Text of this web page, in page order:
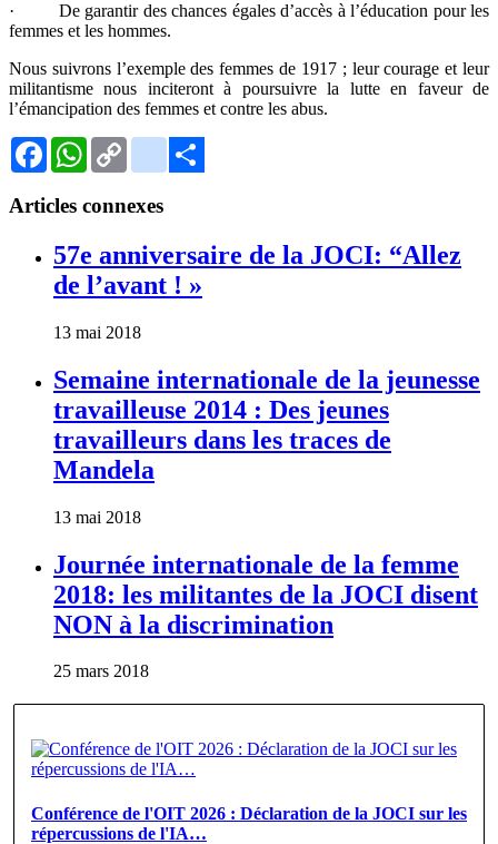
· De garantir des chances égales d’accès à l’éducation pour les
femmes et les hommes.
Nous suivrons l’exemple des femmes de 1917 ; leur courage et leur
militantisme nous inciteront à poursuivre la lutte en faveur de
l’émancipation des femmes et contre les abus.
FacebookWhatsApp
Copy
Gmail
Articles connexes
57e anniversaire de la JOCI: “Allez
de l’avant ! »
13 mai 2018
Semaine internationale de la jeunesse
travailleuse 2014 : Des jeunes
travailleurs dans les traces de
Mandela
13 mai 2018
Journée internationale de la femme
2018: les militantes de la JOCI disent
NON à la discrimination
25 mars 2018
Conférence de l'OIT 2026 : Déclaration de la JOCI sur les
répercussions de l'IA…